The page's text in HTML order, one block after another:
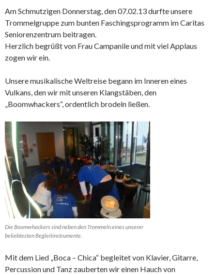
Am Schmutzigen Donnerstag, den 07.02.13 durfte unsere
Trommelgruppe zum bunten Faschingsprogramm im Caritas
Seniorenzentrum beitragen.
Herzlich begrüßt von Frau Campanile und mit viel Applaus
zogen wir ein.
Unsere musikalische Weltreise begann im Inneren eines
Vulkans, den wir mit unseren Klangstäben, den
„Boomwhackers“, ordentlich brodeln ließen.
Die Boomwhackers sind neben den Trommeln eines unserer
beliebtesten Begleitinstrumente.
Mit dem Lied „Boca – Chica“ begleitet von Klavier, Gitarre,
Percussion und Tanz zauberten wir einen Hauch von